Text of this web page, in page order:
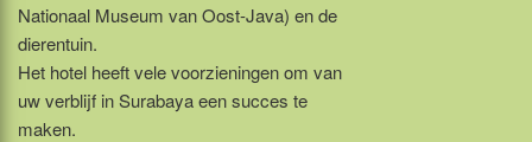
Nationaal Museum van Oost-Java) en de
dierentuin.
Het hotel heeft vele voorzieningen om van
uw verblijf in Surabaya een succes te
maken.